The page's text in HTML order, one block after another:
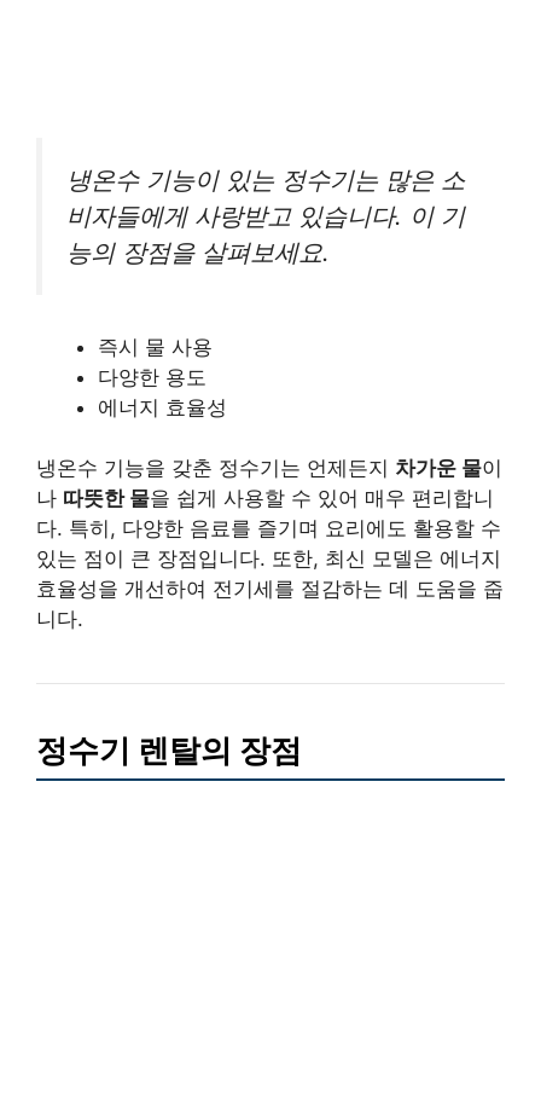
냉온수 기능이 있는 정수기는 많은 소
비자들에게 사랑받고 있습니다. 이 기
능의 장점을 살펴보세요.
즉시 물 사용
다양한 용도
에너지 효율성
냉온수 기능을 갖춘 정수기는 언제든지 차가운 물이
나 따뜻한 물을 쉽게 사용할 수 있어 매우 편리합니
다. 특히, 다양한 음료를 즐기며 요리에도 활용할 수
있는 점이 큰 장점입니다. 또한, 최신 모델은 에너지
효율성을 개선하여 전기세를 절감하는 데 도움을 줍
니다.
정수기 렌탈의 장점